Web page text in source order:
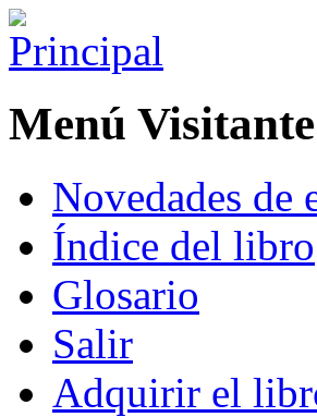
Menú Visitante
Novedades de
Índice del libro
Glosario
Salir
Adquirir el